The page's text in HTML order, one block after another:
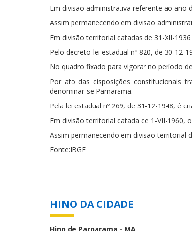
Em divisão administrativa referente ao ano
Assim permanecendo em divisão
Em divisão territorial datadas de 31-XII-
Pelo decreto-lei estadual nº 820, de 30-12-
No quadro fixado para vigorar no período
Por ato das disposições constitucionais
denominar-se Parnarama.
Pela lei estadual nº 269, de 31-12-1948, é
Em divisão territorial datada de 1-VII-1960,
Assim permanecendo em divisão territorial
Fonte:IBGE
HINO DA CIDADE
Hino de Parnarama - MA